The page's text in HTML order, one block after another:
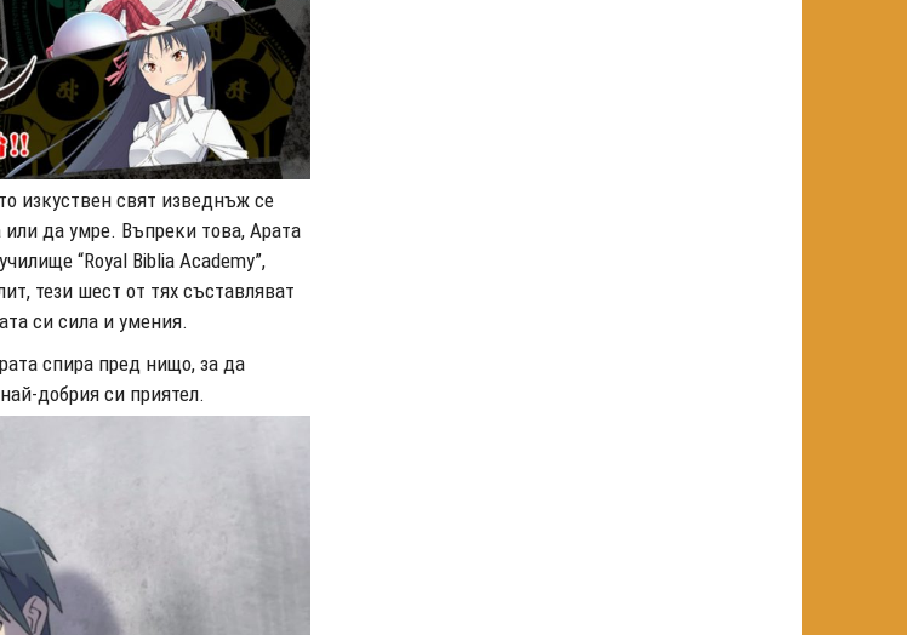
изкуствен свят изведнъж се
да умре. Въпреки това, Арата
“Royal Biblia Academy”,
тези шест от тях съставляват
си сила и умения.
спира пред нищо, за да
добрия си приятел.